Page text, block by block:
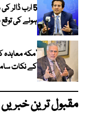
5 ارب ڈالر
ہونے کی توقع
‘مکہ
کے نکات
مقبول ترین خبریں